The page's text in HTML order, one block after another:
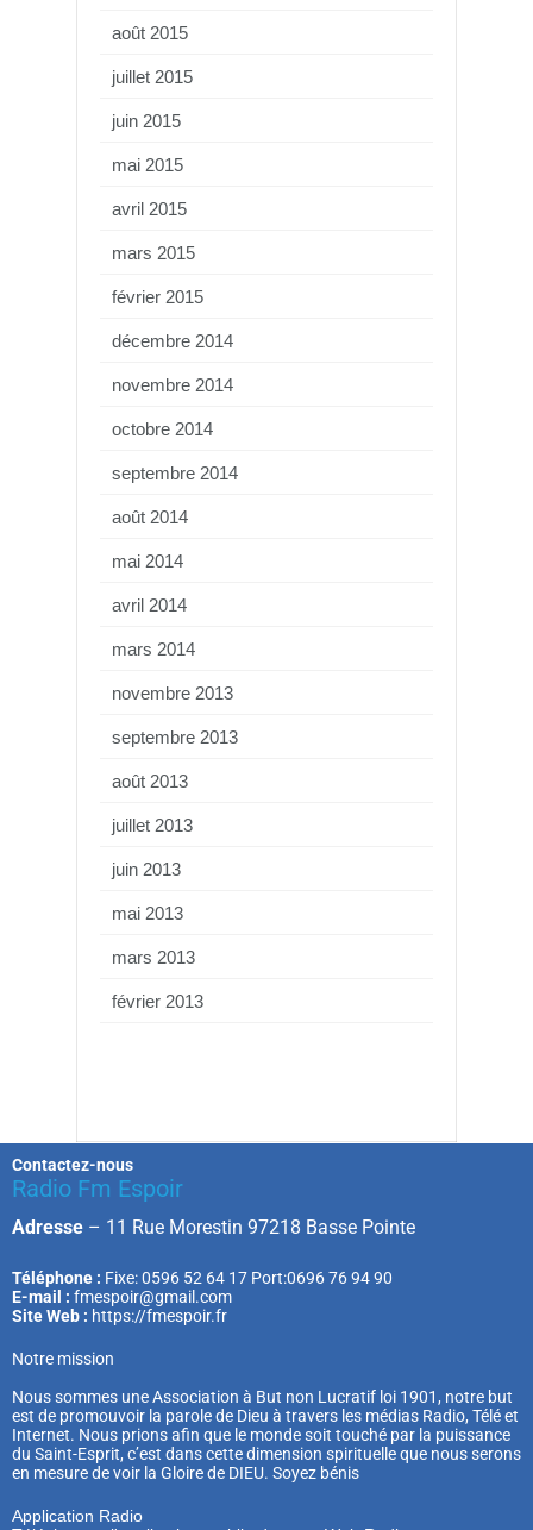
août 2015
juillet 2015
juin 2015
mai 2015
avril 2015
mars 2015
février 2015
décembre 2014
novembre 2014
octobre 2014
septembre 2014
août 2014
mai 2014
avril 2014
mars 2014
novembre 2013
septembre 2013
août 2013
juillet 2013
juin 2013
mai 2013
mars 2013
février 2013
Contactez-nous
Radio Fm Espoir
Adresse – 11 Rue Morestin 97218 Basse Pointe
Téléphone : Fixe: 0596 52 64 17 Port:0696 76 94 90
E-mail : fmespoir@gmail.com
Site Web : https://fmespoir.fr
Notre mission
Nous sommes une Association à But non Lucratif loi 1901, notre but
est de promouvoir la parole de Dieu à travers les médias Radio, Télé et
Internet. Nous prions afin que le monde soit touché par la puissance
du Saint-Esprit, c’est dans cette dimension spirituelle que nous serons
en mesure de voir la Gloire de DIEU. Soyez bénis
Application Radio